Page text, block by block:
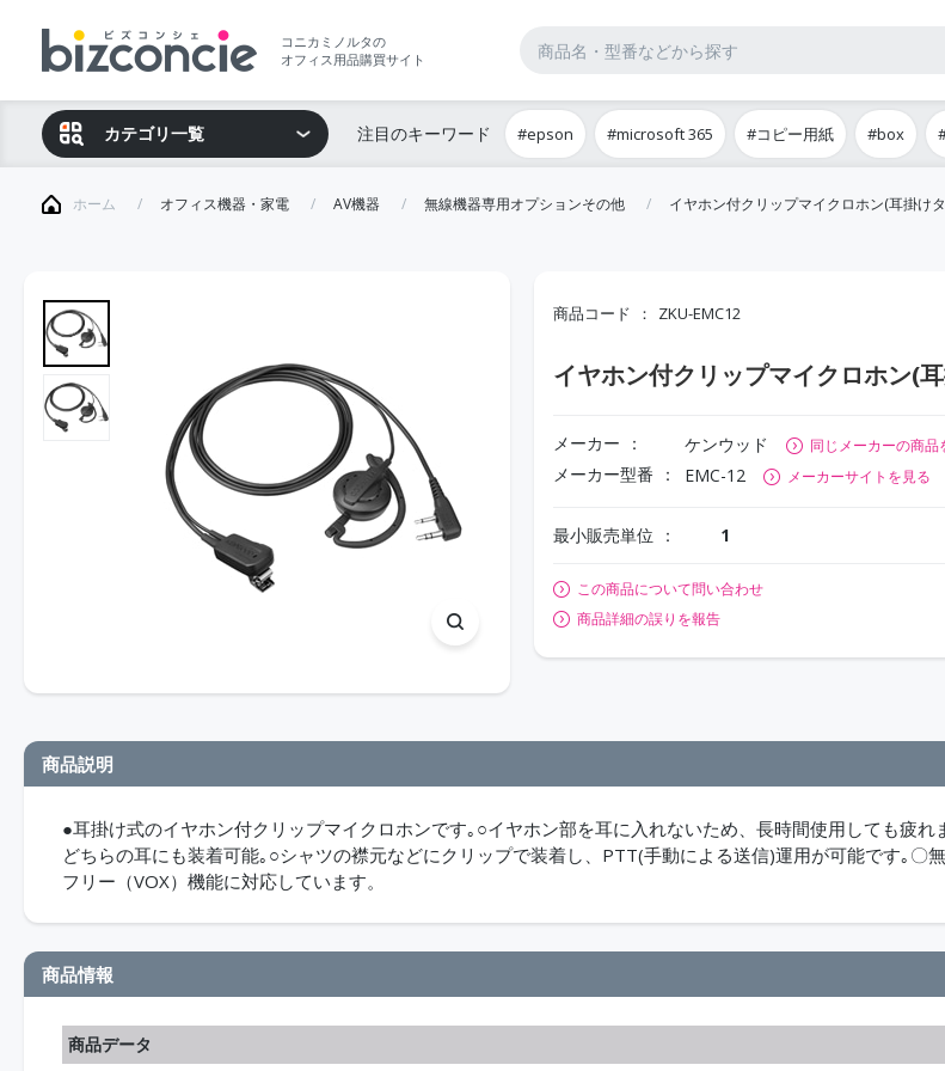
コニカミノルタの
オフィス用品購買サイト
カテゴリ一覧 注目のキーワード #epson #microsoft 365 #コピー用紙 #box
ホーム オフィス機器・家電 AV機器 無線機器専用オプションその他 イヤホン付クリップマイクロホン(耳掛け
商品コード ZKU-EMC12
イヤホン付クリップマイクロホン(
メーカー ケンウッド 同じメーカーの商品
メーカー型番 EMC-12 メーカーサイトを見る
最小販売単位 1
この商品について問い合わせ
商品詳細の誤りを報告
商品説明
●耳掛け式のイヤホン付クリップマイクロホンです｡○イヤホン部を耳に入れないため、長時間使用しても疲れ
どちらの耳にも装着可能｡○シャツの襟元などにクリップで装着し、PTT(手動による送信)運用が可能です｡〇
フリー（VOX）機能に対応しています。
商品情報
商品データ